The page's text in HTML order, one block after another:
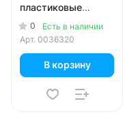
пластиковые
прозрачные 200 мл
100 шт. в уп.
0
Есть в наличии
Арт. 0036320
В корзину